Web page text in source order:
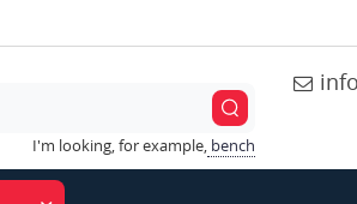
I'm looking, for example, bench